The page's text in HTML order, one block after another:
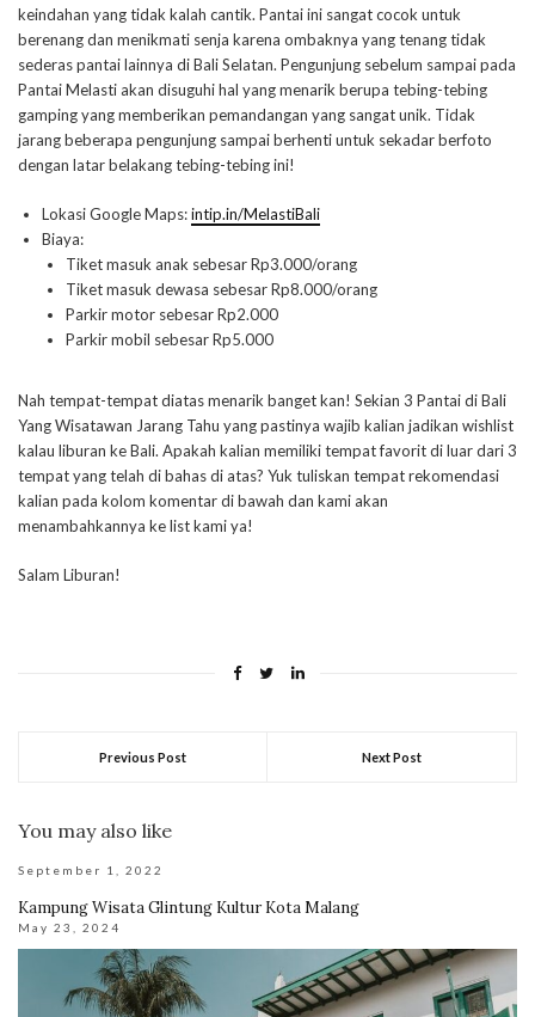
keindahan yang tidak kalah cantik. Pantai ini sangat cocok untuk
berenang dan menikmati senja karena ombaknya yang tenang tidak
sederas pantai lainnya di Bali Selatan. Pengunjung sebelum sampai pada
Pantai Melasti akan disuguhi hal yang menarik berupa tebing-tebing
gamping yang memberikan pemandangan yang sangat unik. Tidak
jarang beberapa pengunjung sampai berhenti untuk sekadar berfoto
dengan latar belakang tebing-tebing ini!
Lokasi Google Maps:intip.in/MelastiBali
Biaya:
Tiket masuk anak sebesar Rp3.000/orang
Tiket masuk dewasa sebesar Rp8.000/orang
Parkir motor sebesar Rp2.000
Parkir mobil sebesar Rp5.000
Nah tempat-tempat diatas menarik banget kan! Sekian 3 Pantai di Bali
Yang Wisatawan Jarang Tahu yang pastinya wajib kalian jadikan wishlist
kalau liburan ke Bali. Apakah kalian memiliki tempat favorit di luar dari 3
tempat yang telah di bahas di atas? Yuk tuliskan tempat rekomendasi
kalian pada kolom komentar di bawah dan kami akan
menambahkannya ke list kami ya!
Salam Liburan!
Previous Post Next Post
You may also like
September 1, 2022
Kampung Wisata Glintung Kultur Kota Malang
May 23, 2024